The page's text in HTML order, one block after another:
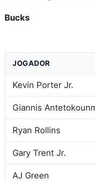
Bucks
JOGADOR
Kevin Porter Jr.
Giannis
Ryan Rollins
Gary Trent Jr.
AJ Green